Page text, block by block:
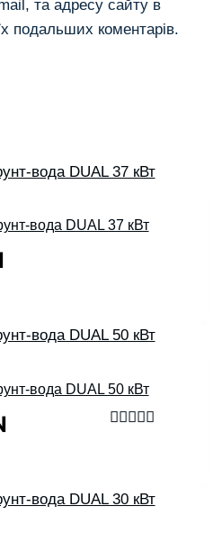
та адресу сайту в
подальших коментарів.
вода DUAL 37 кВт
вода DUAL 50 кВт